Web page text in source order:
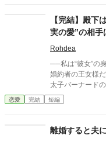
【完結】殿下
実の愛”の相手
Rohdea
──私は“彼女”の身代わり。 彼が今も愛し
婚約者の王女様だけだから
太子バーナード
国の王女が亡くなってしまい、 国内
い……それだけの理由で
の度にユディットの心は
約者でいていい
恋愛 完結 短編
離婚すると夫